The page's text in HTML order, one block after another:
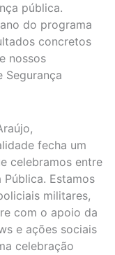
pública.
do programa
concretos
nossos
Segurança
fecha um
celebramos entre
Pública. Estamos
militares,
com o apoio da
e ações sociais
celebração